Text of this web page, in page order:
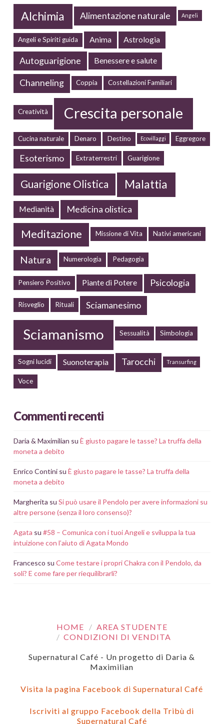
Alchimia Alimentazione naturale Angeli
Angeli e Spiriti guida Anima Astrologia
Autoguarigione Benessere e salute
Channeling Coppia Costellazioni Familiari
Creatività Crescita personale
Cucina naturale Denaro Destino Ecovillaggi Eggregore
Esoterismo Extraterrestri Guarigione
Guarigione Olistica Malattia
Medianità Medicina olistica
Meditazione Missione di Vita Nativi americani
Natura Numerologia Pedagogia
Pensiero Positivo Piante di Potere Psicologia
Risveglio Rituali Sciamanesimo
Sciamanismo Sessualità Simbologia
Sogni lucidi Suonoterapia Tarocchi Transurfing
Voce
Commenti recenti
Daria & Maximilian su È giusto pagare le tasse? La truffa della
moneta a debito
Enrico Continisu È giusto pagare le tasse? La truffa della
moneta a debito
Margherita su Si può usare il Pendolo per avere informazioni su
altre persone (senza il loro consenso)?
Agata su #58 – Comunica con i tuoi Angeli e sviluppa la tua
intuizione con l’aiuto di Agata Mondo
Francesco su Come testare i propri Chakra con il Pendolo, da
soli? E come fare per riequilibrarli?
HOME
AREA STUDENTE
CONDIZIONI DI VENDITA
Supernatural Café - Un progetto di Daria &
Maximilian
Visita la pagina Facebook di Supernatural Café
Iscriviti al gruppo Facebook della Tribù di
Supernatural Café